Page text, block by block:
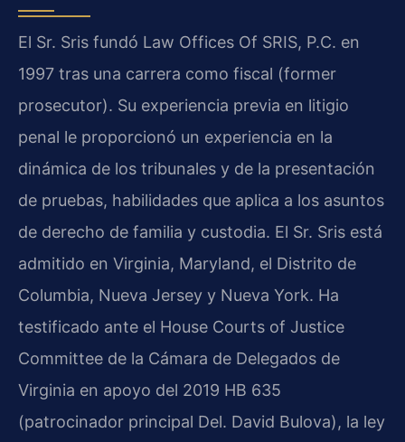
El Sr. Sris fundó Law Offices Of SRIS, P.C. en
1997 tras una carrera como fiscal (former
prosecutor). Su experiencia previa en litigio
penal le proporcionó un experiencia en la
dinámica de los tribunales y de la presentación
de pruebas, habilidades que aplica a los asuntos
de derecho de familia y custodia. El Sr. Sris está
admitido en Virginia, Maryland, el Distrito de
Columbia, Nueva Jersey y Nueva York. Ha
testificado ante el House Courts of Justice
Committee de la Cámara de Delegados de
Virginia en apoyo del 2019 HB 635
(patrocinador principal Del. David Bulova), la ley